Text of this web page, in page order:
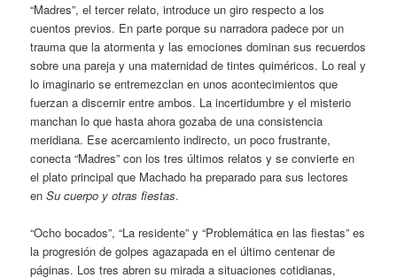
“Madres”, el tercer relato, introduce un giro respecto a los
cuentos previos. En parte porque su narradora padece por un
trauma que la atormenta y las emociones dominan sus recuerdos
sobre una pareja y una maternidad de tintes quiméricos. Lo real y
lo imaginario se entremezclan en unos acontecimientos que
fuerzan a discernir entre ambos. La incertidumbre y el misterio
manchan lo que hasta ahora gozaba de una consistencia
meridiana. Ese acercamiento indirecto, un poco frustrante,
conecta “Madres” con los tres últimos relatos y se convierte en
el plato principal que Machado ha preparado para sus lectores
enSu cuerpo y otras fiestas.
“Ocho bocados”, “La residente” y “Problemática en las fiestas” es
la progresión de golpes agazapada en el último centenar de
páginas. Los tres abren su mirada a situaciones cotidianas,